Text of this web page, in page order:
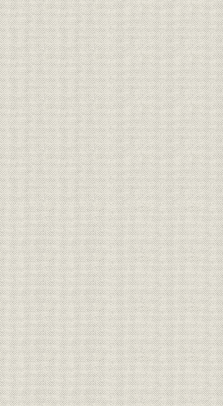
組織;規則 盟約書 明治九年
規則;役員 大元方規程 明治九年
財務・業績
大元方 明治九年春季・秋季惣勘
定
明治九年
定、明治
惣勘定
経営
三井物産会社創立願書(会社創立
御願)
明治九年
経営;規則
三井物産会社創立ニ付同族ト物
産会社々主トノ約定書
明治九年
規則 三井物産会社規則 明治九年
規則 三井物産会社商売取扱手続概略 明治九年
組織;従業員 三井物産会社社員職制 明治一三
財務・業績
三井物産会社資本金額確定ニ付
三井組大元方宛通知状
明治一三
経営;規則
大元方規程改正ニ付相談心得覚
書
明治一〇
経営;規則 盟約書之内改正箇条書 明治一一年
経営;規則 大元方規定改正書 明治一一
経営 明治十六年誓約書 明治一六
経営 三井高福 大元方改正意見書 明治一八
経営 (大元方改役)御尋ニ付見込書 明治一八
経営 三井高福 申談書 明治一八
財務・業績 明治十八年大元方出費改正書写 明治一八年